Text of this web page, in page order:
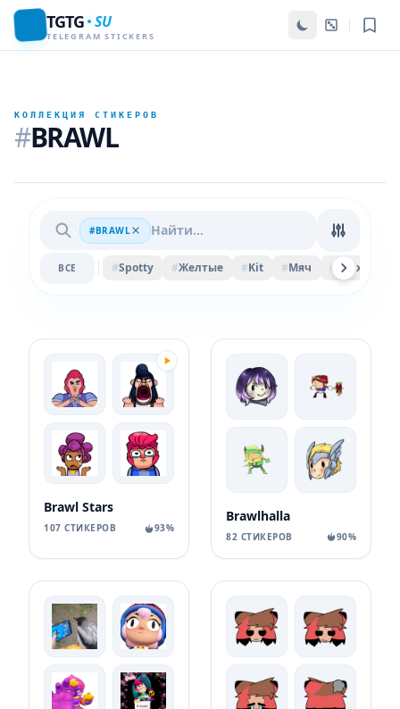
TGTG SU
TELEGRAM STICKERS
КОЛЛЕКЦИЯ СТИКЕРОВ
#BRAWL
#BRAWL
ВСЕ #Spotty #Желтые #Kit #Мяч # Felix
Brawl Stars
107 СТИКЕРОВ 93%
Brawlhalla
82 СТИКЕРОВ 90%